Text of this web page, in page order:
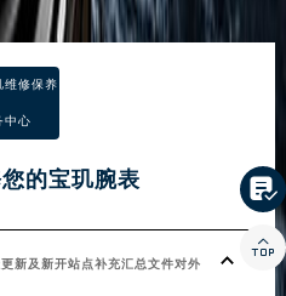
维修保养
中心
的宝玑腕表
新及新开站点补充汇总文件对外

